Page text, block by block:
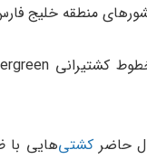
منطقه خلیج
حاضرکشتی